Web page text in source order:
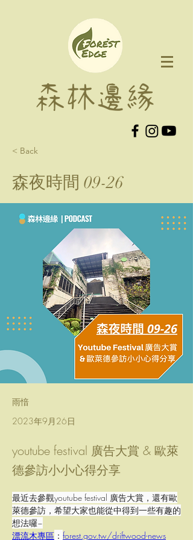
森林邊緣
< Back
森夜時間 09-26
雨愔
2023年9月26日
youtube festival 廣告大賞 & 歐萊
德參訪小小心得分享
最近去參觀youtube festival 廣告大賞，還有歐
萊德參訪，希望大家也能從中得到一些有趣的
想法囉~
漂流木專區 ： forest.gov.tw/driftwood-news